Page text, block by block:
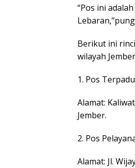
“Pos ini
Berikut ini
wilayah
1. Pos
Alamat:
Jember.
2. Pos
Alamat: Jl.